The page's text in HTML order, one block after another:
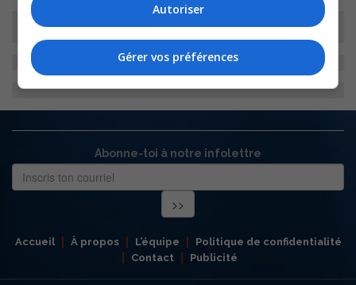
Abonne-toi à notre infolettre
Accueil À propos L’équipe
Politique de confidentialité
Contact
Publicité
Autoriser
Gérer vos préférences